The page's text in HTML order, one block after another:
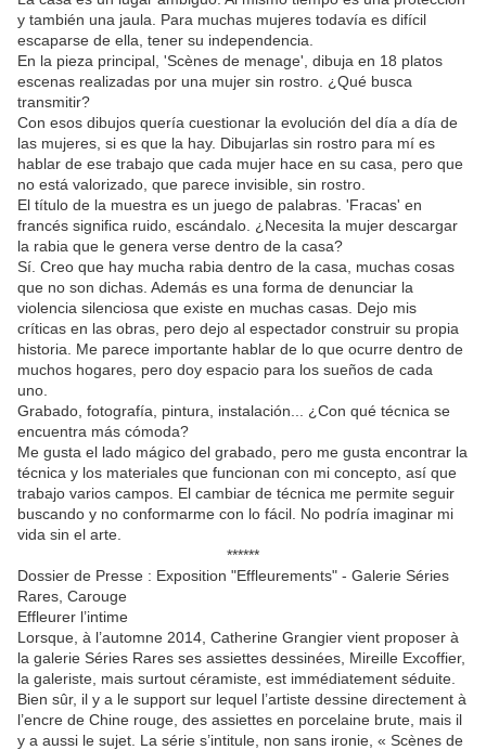
y también una jaula. Para muchas mujeres todavía es difícil
escaparse de ella, tener su independencia.
En la pieza principal, 'Scènes de menage', dibuja en 18 platos
escenas realizadas por una mujer sin rostro. ¿Qué busca
transmitir?
Con esos dibujos quería cuestionar la evolución del día a día de
las mujeres, si es que la hay. Dibujarlas sin rostro para mí es
hablar de ese trabajo que cada mujer hace en su casa, pero que
no está valorizado, que parece invisible, sin rostro.
El título de la muestra es un juego de palabras. 'Fracas' en
francés significa ruido, escándalo. ¿Necesita la mujer descargar
la rabia que le genera verse dentro de la casa?
Sí. Creo que hay mucha rabia dentro de la casa, muchas cosas
que no son dichas. Además es una forma de denunciar la
violencia silenciosa que existe en muchas casas. Dejo mis
críticas en las obras, pero dejo al espectador construir su propia
historia. Me parece importante hablar de lo que ocurre dentro de
muchos hogares, pero doy espacio para los sueños de cada
uno.
Grabado, fotografía, pintura, instalación... ¿Con qué técnica se
encuentra más cómoda?
Me gusta el lado mágico del grabado, pero me gusta encontrar la
técnica y los materiales que funcionan con mi concepto, así que
trabajo varios campos. El cambiar de técnica me permite seguir
buscando y no conformarme con lo fácil. No podría imaginar mi
vida sin el arte.
******
Dossier de Presse : Exposition "Effleurements" - Galerie Séries
Rares, Carouge
Effleurer l’intime
Lorsque, à l’automne 2014, Catherine Grangier vient proposer à
la galerie Séries Rares ses assiettes dessinées, Mireille Excoffier,
la galeriste, mais surtout céramiste, est immédiatement séduite.
Bien sûr, il y a le support sur lequel l’artiste dessine directement à
l’encre de Chine rouge, des assiettes en porcelaine brute, mais il
y a aussi le sujet. La série s’intitule, non sans ironie, « Scènes de